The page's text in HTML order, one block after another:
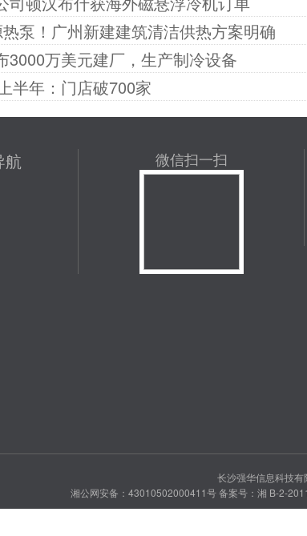
泵！广州新建建筑清洁供热方案明确
3000万美元建厂，生产制冷设备
半年：门店破700家
航
微信扫一扫
长沙强华信息科技
湘公网安备：43010502000411号备案号：湘 B-2-